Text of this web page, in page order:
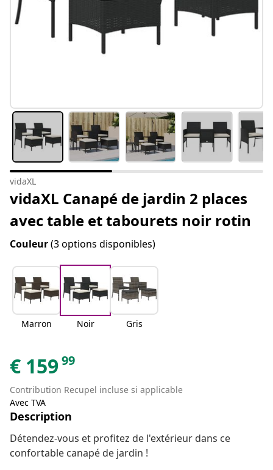
vidaXL
vidaXL Canapé de jardin 2 places
avec table et tabourets noir rotin
Couleur(3 options disponibles)
Marron Noir Gris
€ 15999
Contribution Recupel incluse si applicable
Avec TVA
Description
Détendez-vous et profitez de l'extérieur dans ce
confortable canapé de jardin !